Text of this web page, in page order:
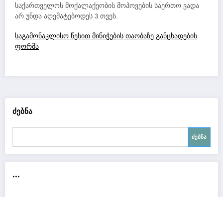
საქართველოს მოქალაქეობის მოპოვების საერთო ვადა
არ უნდა აღემატებოდეს 3 თვეს.
საგამონაკლისო წესით მინიჭების თაობაზე განცხადების
ფორმა
ძებნა
ძებნა
...